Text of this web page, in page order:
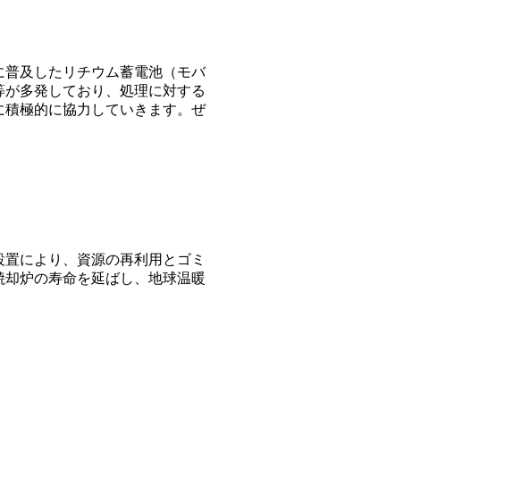
及したリチウム蓄電池（モバ
多発しており、処理に対する
極的に協力していきます。ぜ
により、資源の再利用とゴミ
炉の寿命を延ばし、地球温暖